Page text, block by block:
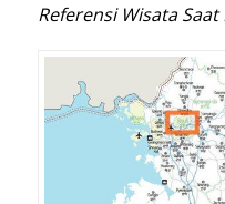
Referensi Wisata